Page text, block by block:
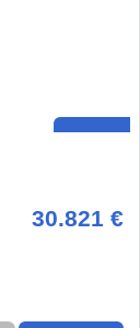
30.821 €